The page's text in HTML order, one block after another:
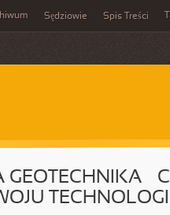
Sędziowie Spis Treści
GEOTECHNIKA –